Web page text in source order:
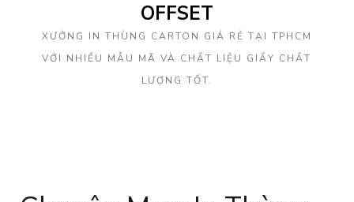
OFFSET
XƯỞNG IN THÙNG CARTON GIÁ RẺ TẠI TPHCM
VỚI NHIỀU MẪU MÃ VÀ CHẤT LIỆU GIẤY CHẤT
LƯỢNG TỐT.